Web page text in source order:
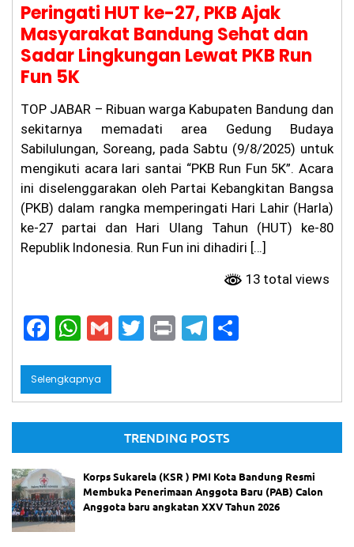
Peringati HUT ke-27, PKB Ajak
Masyarakat Bandung Sehat dan
Sadar Lingkungan Lewat PKB Run
Fun 5K
TOP JABAR – Ribuan warga Kabupaten Bandung dan
sekitarnya memadati area Gedung Budaya
Sabilulungan, Soreang, pada Sabtu (9/8/2025) untuk
mengikuti acara lari santai “PKB Run Fun 5K”. Acara
ini diselenggarakan oleh Partai Kebangkitan Bangsa
(PKB) dalam rangka memperingati Hari Lahir (Harla)
ke-27 partai dan Hari Ulang Tahun (HUT) ke-80
Republik Indonesia. Run Fun ini dihadiri […]
13 total views
F
a
c
e
b
o
o
k
W
h
a
ts
A
p
p
G
m
l
T
w
er
Pr
in
T
el
gr
a
m
e
Selengkapnya
TRENDING POSTS
Korps Sukarela (KSR ) PMI Kota Bandung Resmi
Membuka Penerimaan Anggota Baru (PAB) Calon
Anggota baru angkatan XXV Tahun 2026